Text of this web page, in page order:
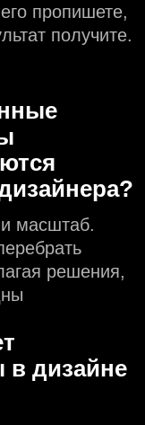
пропишете,
получите.
масштаб.
решения,
дизайне